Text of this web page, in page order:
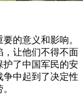
的意义和影响。
，让他们不得不面
护了中国军民的安
中起到了决定性